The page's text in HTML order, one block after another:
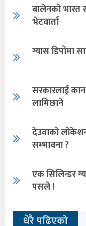
बालेनको भारत
भेटवार्ता
ग्यास डिपोमा
सरकारलाई
लामिछाने
देउवाको
सम्भावना ?
एक सिलिन्डर
पसले !
धेरै पढिएको